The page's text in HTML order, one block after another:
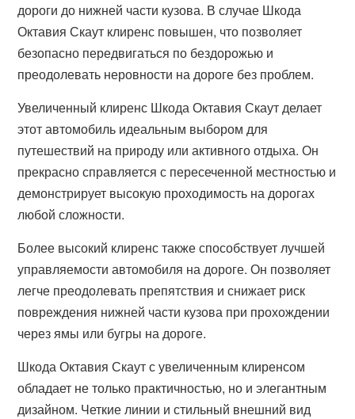
дороги до нижней части кузова. В случае Шкода
Октавия Скаут клиренс повышен, что позволяет
безопасно передвигаться по бездорожью и
преодолевать неровности на дороге без проблем.
Увеличенный клиренс Шкода Октавия Скаут делает
этот автомобиль идеальным выбором для
путешествий на природу или активного отдыха. Он
прекрасно справляется с пересеченной местностью и
демонстрирует высокую проходимость на дорогах
любой сложности.
Более высокий клиренс также способствует лучшей
управляемости автомобиля на дороге. Он позволяет
легче преодолевать препятствия и снижает риск
повреждения нижней части кузова при прохождении
через ямы или бугры на дороге.
Шкода Октавия Скаут с увеличенным клиренсом
обладает не только практичностью, но и элегантным
дизайном. Четкие линии и стильный внешний вид